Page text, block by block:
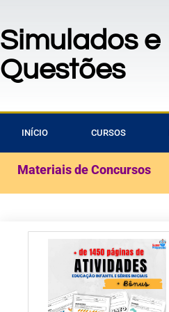
Simulados e
Questões
INÍCIO CURSOS
Materiais de Concursos